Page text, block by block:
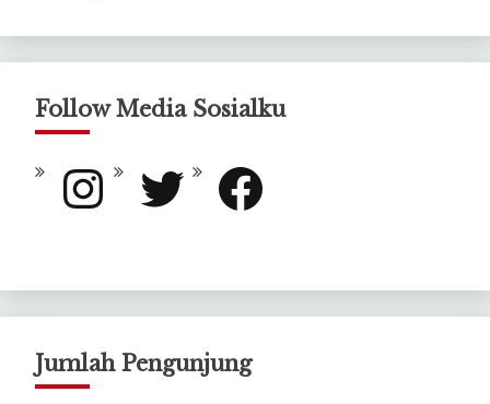
Follow Media Sosialku
Instagram Twitter Facebook
Jumlah Pengunjung